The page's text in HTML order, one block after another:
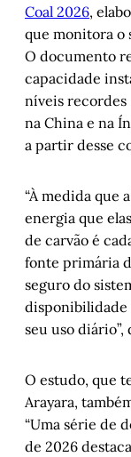
Coal 2026,
que monitora o
O documento
capacidade
níveis recordes
na China e na
a partir desse
“À medida que
energia que
de carvão é
fonte primária
seguro do
disponibilidade
seu uso
O estudo, que
Arayara,
“Uma série de
de 2026